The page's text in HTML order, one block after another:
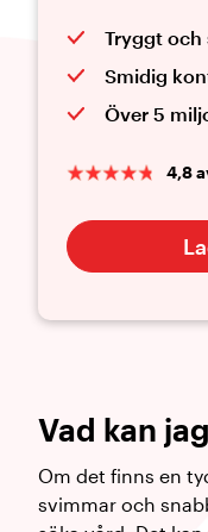
Tryggt och
Smidig
Över 5
4,8
Vad kan
Om det finns en
svimmar och